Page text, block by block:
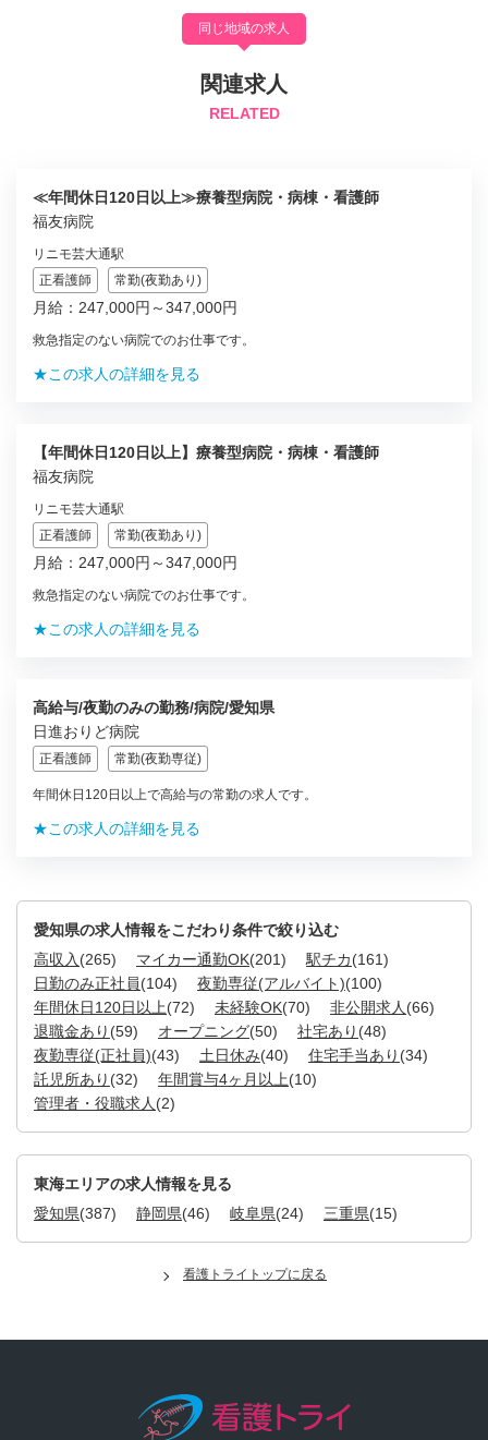
同じ地域の求人
関連求人
RELATED
≪年間休日120日以上≫療養型病院・病棟・看護師
福友病院
リニモ芸大通駅
正看護師
常勤(夜勤あり)
月給：247,000円～347,000円
救急指定のない病院でのお仕事です。
★この求人の詳細を見る
【年間休日120日以上】療養型病院・病棟・看護師
福友病院
リニモ芸大通駅
正看護師
常勤(夜勤あり)
月給：247,000円～347,000円
救急指定のない病院でのお仕事です。
★この求人の詳細を見る
高給与/夜勤のみの勤務/病院/愛知県
日進おりど病院
正看護師 常勤(夜勤専従)
年間休日120日以上で高給与の常勤の求人です。
★この求人の詳細を見る
愛知県の求人情報をこだわり条件で絞り込む
高収入 (265) マイカー通勤OK(201) 駅チカ(161)
日勤のみ正社員(104) 夜勤専従(アルバイト)(100)
年間休日120日以上(72) 未経験OK(70) 非公開求人 (66)
退職金あり (59) オープニング(50) 社宅あり (48)
夜勤専従(正社員)(43) 土日休み(40) 住宅手当あり (34)
託児所あり (32) 年間賞与4ヶ月以上(10)
管理者・役職求人 (2)
東海エリアの求人情報を見る
愛知県(387) 静岡県(46) 岐阜県(24) 三重県(15)
看護トライトップに戻る